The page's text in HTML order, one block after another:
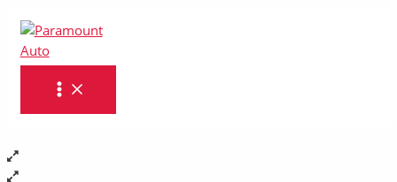
content
Box
Jawsport
Summit
900
quantity